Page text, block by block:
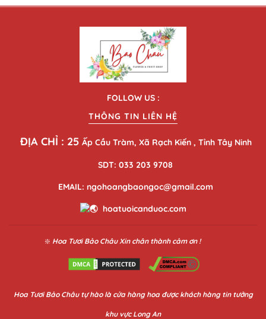
FOLLOW US :
THÔNG TIN LIÊN HỆ
ĐỊA CHỈ : 25 Ấp Cầu Tràm, Xã Rạch Kiến , Tỉnh Tây Ninh
SDT: 033 203 9708
EMAIL: ngohoangbaongoc@gmail.com
hoatuoicanduoc.com
❇️ Hoa Tươi Bảo Châu Xin chân thành cảm ơn !
Hoa Tươi Bảo Châutự hào là cửa hàng hoa được khách hàng tin tưởng
khu vực Long An